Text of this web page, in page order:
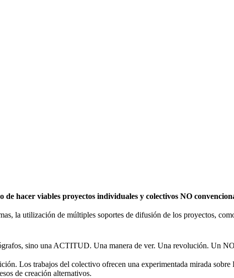
hacer viables proyectos individuales y colectivos NO
la utilización de múltiples soportes de difusión de los proyectos,
sino una ACTITUD. Una manera de ver. Una revolución. Un
Los trabajos del colectivo ofrecen una experimentada mirada
de creación alternativos.